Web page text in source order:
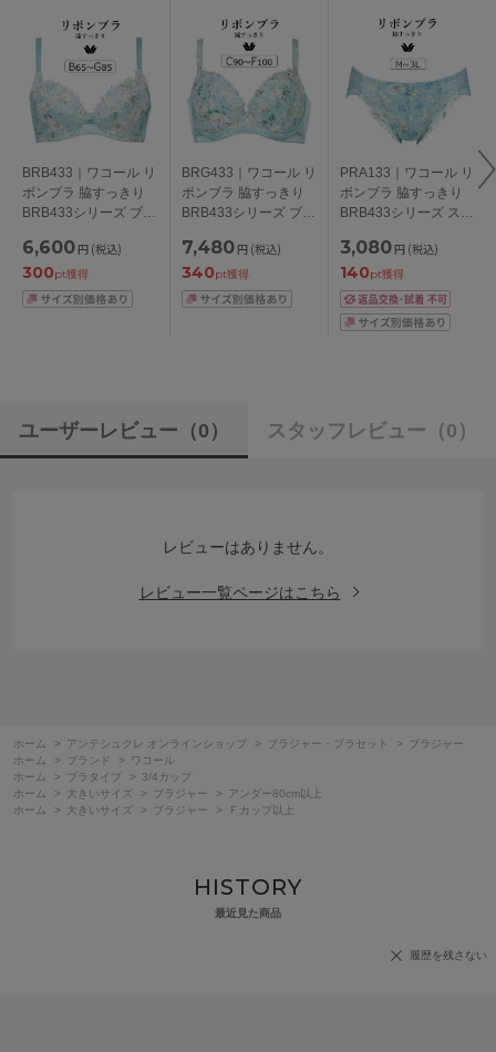
BRB433｜ワコール リ
ボンブラ 脇すっきり
BRB433シリーズ ブラ
カップ アンダー
65/70/75/80/85cm
6,600 円 (税込)
300pt獲得
BRG433｜ワコール リ
ボンブラ 脇すっきり
BRB433シリーズ ブラ
CDEFカップ アンダー
90/95/100cm
7,480 円 (税込)
340pt獲得
PRA133｜ワコール リ
ボンブラ 脇すっきり
BRB433シリーズ スタ
M/L/LL/3L
3,080 円 (税込)
140pt獲得
ユーザーレビュー （0） スタッフレビュー （0）
レビューはありません。
レビュー一覧ページはこちら
ホーム > アンテシュクレ オンラインショップ > ブラジャー・ブラセット >
ブラジャー
ホーム
> ブランド >
ワコール
ホーム
> ブラタイプ >
3/4カップ
ホーム
> 大きいサイズ > ブラジャー >
アンダー80cm以上
ホーム
> 大きいサイズ > ブラジャー > Ｆカップ以上
HISTORY
最近見た商品
履歴を残さない